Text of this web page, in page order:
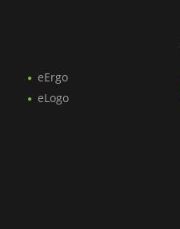
eErgo
eLogo